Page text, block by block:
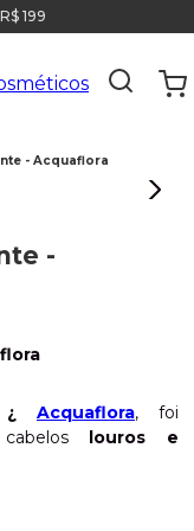
199
- Acquaflora
-
¿ Acquaflora, foi
louros e